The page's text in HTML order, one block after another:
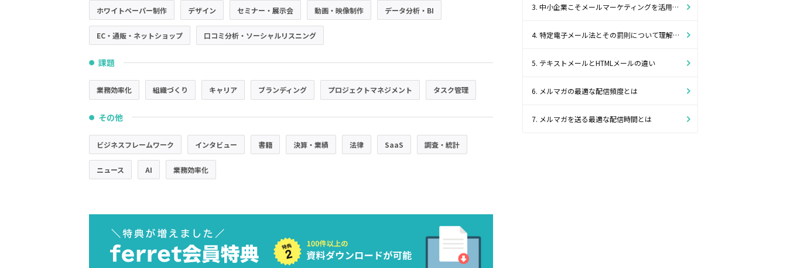
ホワイトペーパー制作 デザイン セミナー・展示会 動画・映像制作 データ分析・BI
EC・通販・ネットショップ 口コミ分析・ソーシャルリスニング
● 課題
業務効率化 組織づくり キャリア ブランディング プロジェクトマネジメント タスク管理
● その他
ビジネスフレームワーク インタビュー 書籍 決算・業績 法律 SaaS 調査・統計
ニュース AI 業務効率化
3. 中小企業こそメールマーケティングを活用したほうがよい理由
4. 特定電子メール法とその罰則について理解しよう
5. テキストメールとHTMLメールの違い
6. メルマガの最適な配信頻度とは
7. メルマガを送る最適な配信時間とは